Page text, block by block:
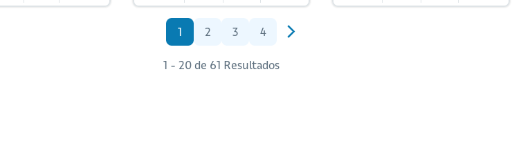
1 2 3 4
1 - 20 de 61 Resultados